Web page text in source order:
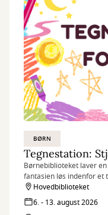
BØRN
Tegnestation:
Børnebiblioteket laver
fantasien løs indenfor et
færdig med din tegning,
biblioteksrummet.
Hovedbiblioteket
6. - 13. august 2026